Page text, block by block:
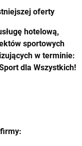
oferty
hotelową,
sportowych
w terminie:
dla Wszystkich!